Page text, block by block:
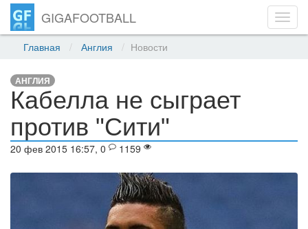
GIGAFOOTBALL
Главная Англия Новости
АНГЛИЯ
Кабелла не сыграет
против "Сити"
20 фев 2015 16:57, 0 1159